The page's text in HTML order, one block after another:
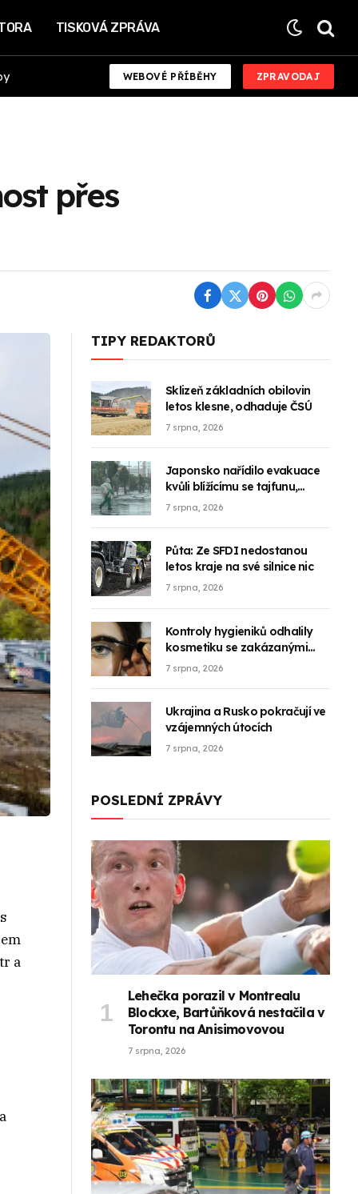
TISKOVÁ ZPRÁVA
WEBOVÉ PŘÍBĚHY ZPRAVODAJ
přes
a
TIPY REDAKTORŮ
Sklizeň základních obilovin
letos klesne, odhaduje ČSÚ
7 srpna, 2026
Japonsko nařídilo evakuace
kvůli blížícímu se tajfunu,
zrušilo 500 letů
7 srpna, 2026
Půta: Ze SFDI nedostanou
letos kraje na své silnice nic
7 srpna, 2026
Kontroly hygieniků odhalily
kosmetiku se zakázanými
látkami
7 srpna, 2026
Ukrajina a Rusko pokračují ve
vzájemných útocích
7 srpna, 2026
POSLEDNÍ ZPRÁVY
Lehečka porazil v Montrealu
Blockxe, Bartůňková nestačila v
Torontu na Anisimovovou
7 srpna, 2026